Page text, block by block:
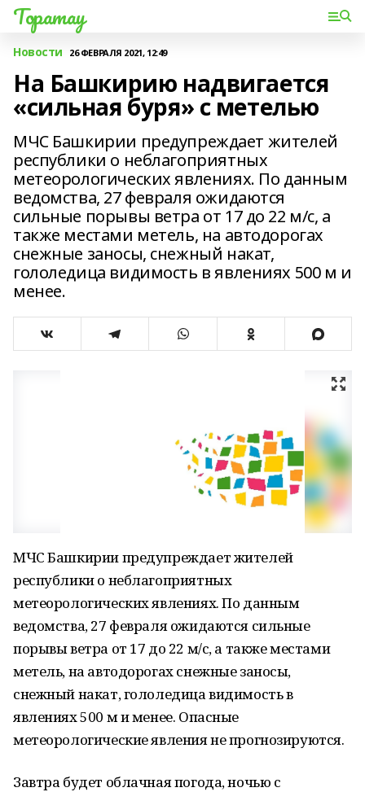
Торатау
Новости 26 ФЕВРАЛЯ 2021, 12:49
На Башкирию надвигается
«сильная буря» с метелью
МЧС Башкирии предупреждает жителей
республики о неблагоприятных
метеорологических явлениях. По данным
ведомства, 27 февраля ожидаются
сильные порывы ветра от 17 до 22 м/с, а
также местами метель, на автодорогах
снежные заносы, снежный накат,
гололедица видимость в явлениях 500 м и
менее.
МЧС Башкирии предупреждает жителей
республики о неблагоприятных
метеорологических явлениях. По данным
ведомства, 27 февраля ожидаются сильные
порывы ветра от 17 до 22 м/с, а также местами
метель, на автодорогах снежные заносы,
снежный накат, гололедица видимость в
явлениях 500 м и менее. Опасные
метеорологические явления не прогнозируются.
Завтра будет облачная погода, ночью с